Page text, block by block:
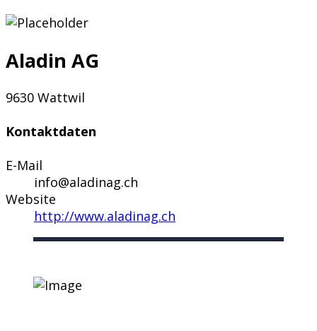
Aladin AG
9630 Wattwil
Kontaktdaten
E-Mail
info@aladinag.ch
Website
http://www.aladinag.ch